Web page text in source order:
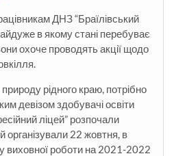
ДНЗ “Браїлівський
в якому стані перебуває
охоче проводять акції щодо
рідного краю, потрібно
девізом здобувачі освіти
ліцей” розпочали
організували 22 жовтня, в
виховної роботи на 2021-2022